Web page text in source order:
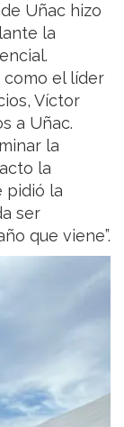
Uñac hizo
la
el líder
Víctor
a Uñac.
la
la
pidió la
ser
que viene”.